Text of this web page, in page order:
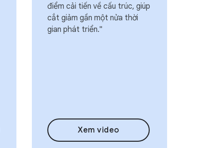
điểm cải tiến về cấu trúc, giúp
cắt giảm gần một nửa thời
gian phát triển."
Xem video